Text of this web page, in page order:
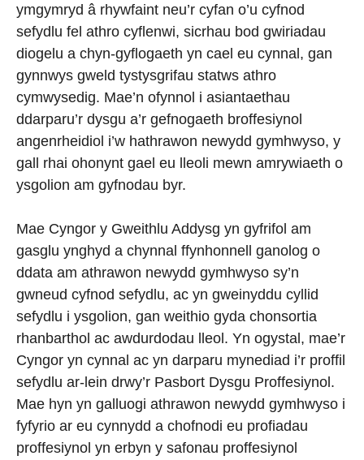
ymgymryd â rhywfaint neu’r cyfan o’u cyfnod
sefydlu fel athro cyflenwi, sicrhau bod gwiriadau
diogelu a chyn-gyflogaeth yn cael eu cynnal, gan
gynnwys gweld tystysgrifau statws athro
cymwysedig. Mae’n ofynnol i asiantaethau
ddarparu’r dysgu a’r gefnogaeth broffesiynol
angenrheidiol i’w hathrawon newydd gymhwyso, y
gall rhai ohonynt gael eu lleoli mewn amrywiaeth o
ysgolion am gyfnodau byr.
Mae Cyngor y Gweithlu Addysg yn gyfrifol am
gasglu ynghyd a chynnal ffynhonnell ganolog o
ddata am athrawon newydd gymhwyso sy’n
gwneud cyfnod sefydlu, ac yn gweinyddu cyllid
sefydlu i ysgolion, gan weithio gyda chonsortia
rhanbarthol ac awdurdodau lleol. Yn ogystal, mae’r
Cyngor yn cynnal ac yn darparu mynediad i’r proffil
sefydlu ar-lein drwy’r Pasbort Dysgu Proffesiynol.
Mae hyn yn galluogi athrawon newydd gymhwyso i
fyfyrio ar eu cynnydd a chofnodi eu profiadau
proffesiynol yn erbyn y safonau proffesiynol